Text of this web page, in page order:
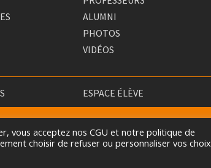
ALUMNI
PHOTOS
VIDÉOS
ESPACE ÉLÈVE
vous acceptez nos CGU et notre politique de
choisir de refuser ou personnaliser vos choix